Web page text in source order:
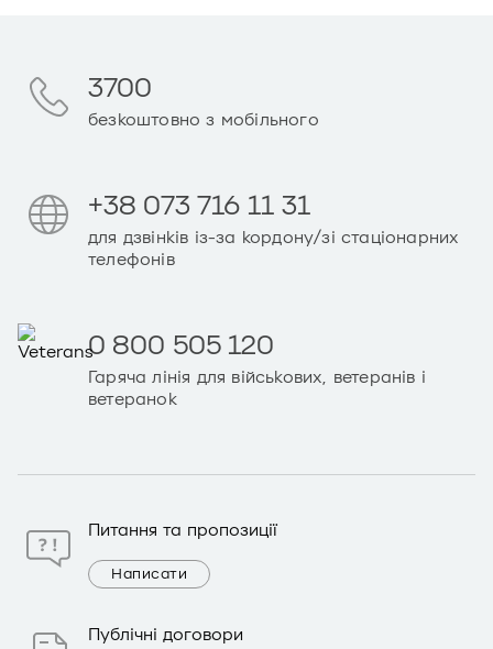
3700
безкоштовно з мобільного
+38 073 716 11 31
для дзвінків із-за кордону/зі стаціонарних
телефонів
0 800 505 120
Гаряча лінія для військових, ветеранів і
ветеранок
Питання та пропозиції
Написати
Публічні договори